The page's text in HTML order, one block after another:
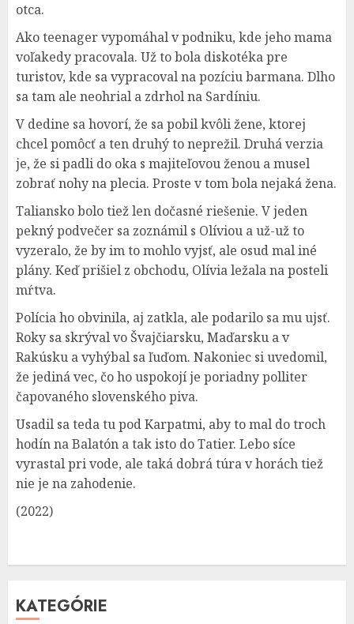
otca.
Ako teenager vypomáhal v podniku, kde jeho mama
voľakedy pracovala. Už to bola diskotéka pre
turistov, kde sa vypracoval na pozíciu barmana. Dlho
sa tam ale neohrial a zdrhol na Sardíniu.
V dedine sa hovorí, že sa pobil kvôli žene, ktorej
chcel pomôcť a ten druhý to neprežil. Druhá verzia
je, že si padli do oka s majiteľovou ženou a musel
zobrať nohy na plecia. Proste v tom bola nejaká žena.
Taliansko bolo tiež len dočasné riešenie. V jeden
pekný podvečer sa zoznámil s Olíviou a už-už to
vyzeralo, že by im to mohlo vyjsť, ale osud mal iné
plány. Keď prišiel z obchodu, Olívia ležala na posteli
mŕtva.
Polícia ho obvinila, aj zatkla, ale podarilo sa mu ujsť.
Roky sa skrýval vo Švajčiarsku, Maďarsku a v
Rakúsku a vyhýbal sa ľuďom. Nakoniec si uvedomil,
že jediná vec, čo ho uspokojí je poriadny polliter
čapovaného slovenského piva.
Usadil sa teda tu pod Karpatmi, aby to mal do troch
hodín na Balatón a tak isto do Tatier. Lebo síce
vyrastal pri vode, ale taká dobrá túra v horách tiež
nie je na zahodenie.
(2022)
KATEGÓRIE